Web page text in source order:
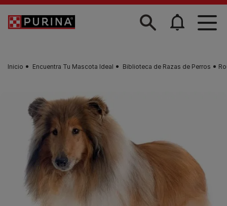
Skip to main content
Inicio Encuentra Tu Mascota Ideal Biblioteca de Razas de Perros